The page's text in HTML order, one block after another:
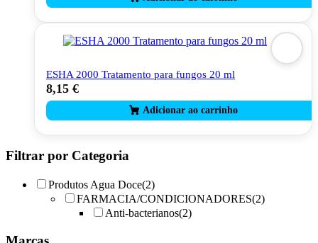
ESHA 2000 Tratamento para fungos 20 ml
8,15 €
Filtrar por Categoria
Produtos Agua Doce(2)
FARMACIA/CONDICIONADORES(2)
Anti-bacterianos(2)